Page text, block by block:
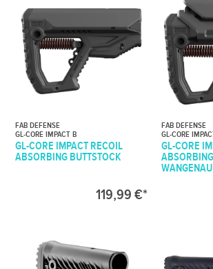
FAB DEFENSE
GL-CORE IMPACT B
GL-CORE IMPACT RECOIL
ABSORBING BUTTSTOCK
119,99 €*
FAB DEFENSE
GL-CORE
GL-CORE